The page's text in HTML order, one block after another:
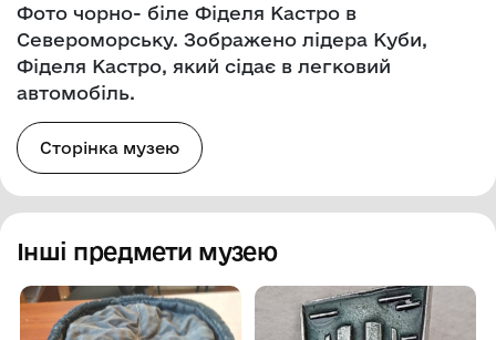
Фото чорно- біле Фіделя Кастро в
Североморську. Зображено лідера Куби,
Фіделя Кастро, який сідає в легковий
автомобіль.
Сторінка музею
Інші предмети музею